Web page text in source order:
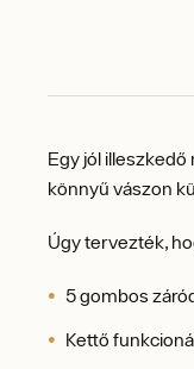
Egy jól
könnyű vászon
Úgy tervezték,
5 gombos
Kettő